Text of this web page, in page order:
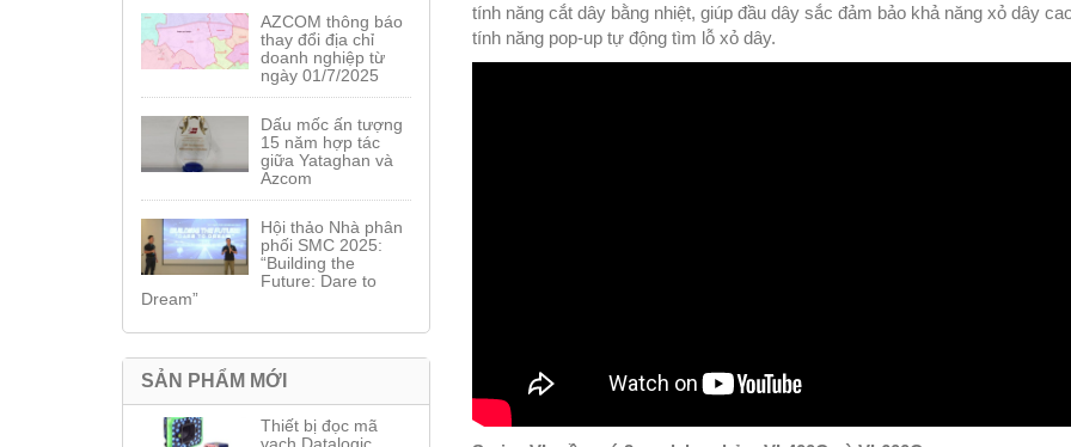
AZCOM thông báo
thay đổi địa chỉ
doanh nghiệp từ
ngày 01/7/2025
Dấu mốc ấn tượng
15 năm hợp tác
giữa Yataghan và
Azcom
Hội thảo Nhà phân
phối SMC 2025:
“Building the
Future: Dare to
Dream”
SẢN PHẨM MỚI
Thiết bị đọc mã
tính năng cắt dây bằng nhiệt, giúp đầu dây sắc đảm bảo khả năng xỏ dây
tính năng pop-up tự động tìm lỗ xỏ dây.